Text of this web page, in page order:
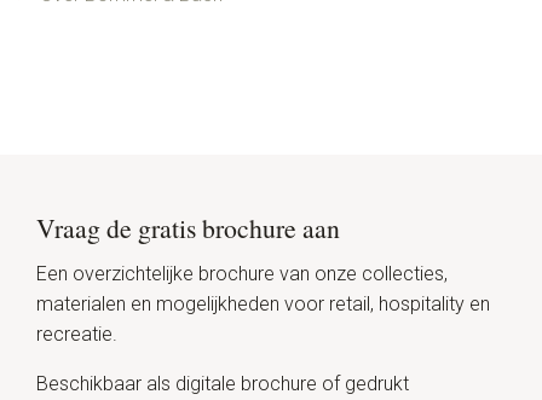
Vraag de gratis brochure aan
Een overzichtelijke brochure van onze collecties,
materialen en mogelijkheden voor retail, hospitality en
recreatie.
Beschikbaar als digitale brochure of gedrukt